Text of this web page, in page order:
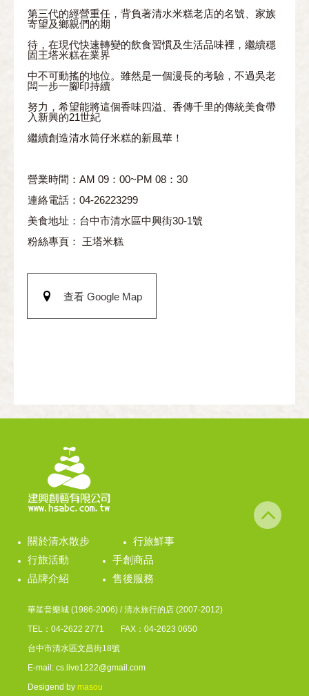
第三代的經營重任，背負著清水米糕老店的名號、家族
寄望及鄉親們的期
待，在現代快速轉變的飲食習慣及生活品味裡，繼續穩
固王塔米糕在業界
中不可動搖的地位。雖然是一個漫長的考驗，不過吳老
闆一步一腳印持續
努力，希望能將這個香味四溢、香傳千里的傳統美食帶
入新興的21世紀
繼續創造清水筒仔米糕的新風華！
營業時間：AM 09：00~PM 08：30
連絡電話：04-26223299
美食地址：台中市清水區中興街30-1號
粉絲專頁： 王塔米糕
查看 Google Map
關於清水散步
行旅鮮事
行旅活動
手創商品
品牌介紹
售後服務
華笙音樂城 (1986-2006) / 清水旅行的店 (2007-2012)
TEL：04-2622 2771 FAX：04-2623 0650
台中市清水區文昌街18號
E-mail: cs.live1222@gmail.com
Desigend by masou